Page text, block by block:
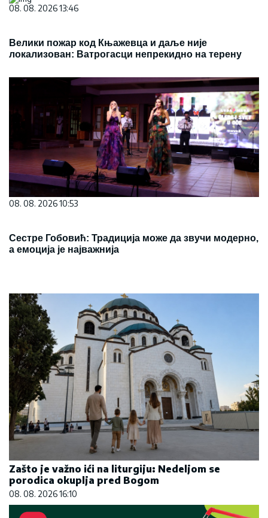
08. 08. 2026 13:46
Велики пожар код Књажевца и даље није
локализован: Ватрогасци непрекидно на терену
08. 08. 2026 10:53
Сестре Гобовић: Традиција може да звучи модерно,
а емоција је најважнија
Zašto je važno ići na liturgiju: Nedeljom se
porodica okuplja pred Bogom
08. 08. 2026 16:10